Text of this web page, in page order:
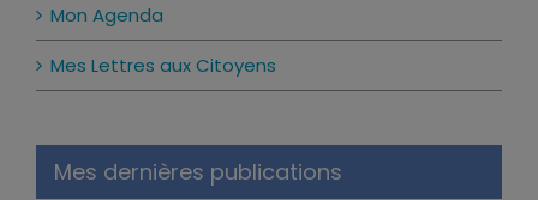
Mon Agenda
Mes Lettres aux Citoyens
Mes dernières publications